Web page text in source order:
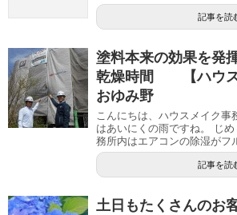
記事を読
塗料本来の効果を発
乾燥時間 【ハウ
おゆみ野
こんにちは、ハウスメイク事
はあいにくの雨ですね。 じ
務所内はエアコンの除湿がフ
記事を読
土日もたくさんのお